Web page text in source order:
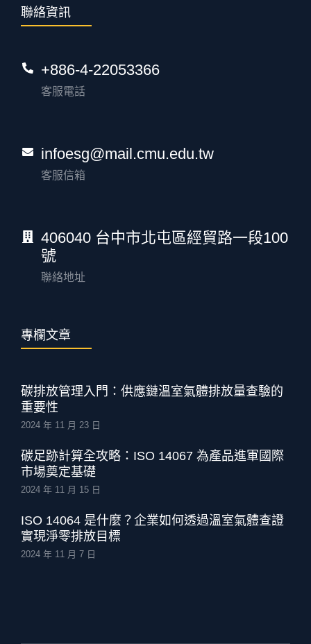
聯絡資訊
+886-4-22053366
客服電話
infoesg@mail.cmu.edu.tw
客服信箱
406040 台中市北屯區經貿路一段100
號
聯絡地址
專欄文章
碳排放管理入門：供應鏈溫室氣體排放量查驗的
重要性
2024 年 11 月 23 日
碳足跡計算全攻略：ISO 14067 為產品進軍國際
市場奠定基礎
2024 年 11 月 15 日
ISO 14064 是什麼？企業如何透過溫室氣體查證
實現淨零排放目標
2024 年 11 月 7 日